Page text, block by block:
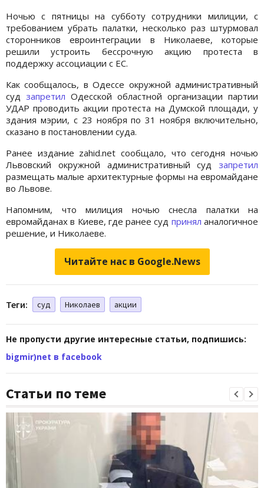
Ночью с пятницы на субботу сотрудники милиции, с
требованием убрать палатки, несколько раз штурмовал
сторонников евроинтеграции в Николаеве, которые
решили устроить бессрочную акцию протеста в
поддержку ассоциации с ЕС.
Как сообщалось, в Одессе окружной административный
суд запретил Одесской областной организации партии
УДАР проводить акции протеста на Думской площади, у
здания мэрии, с 23 ноября по 31 ноября включительно,
сказано в постановлении суда.
Ранее издание zahid.net сообщало, что сегодня ночью
Львовский окружной административный суд запретил
размещать малые архитектурные формы на евромайдане
во Львове.
Напомним, что милиция ночью снесла палатки на
евромайданах в Киеве, где ранее суд принял аналогичное
решение, и Николаеве.
Читайте нас в Google.News
Теги: суд Николаев акции
Не пропусти другие интересные статьи, подпишись:
bigmir)net в facebook
Статьи по теме